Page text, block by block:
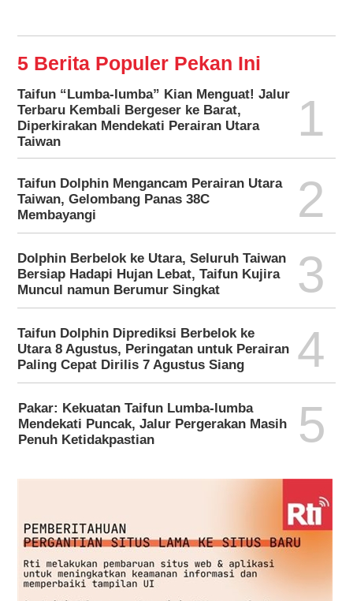
5 Berita Populer Pekan Ini
Taifun “Lumba-lumba” Kian Menguat! Jalur
Terbaru Kembali Bergeser ke Barat,
Diperkirakan Mendekati Perairan Utara
Taiwan
1
Taifun Dolphin Mengancam Perairan Utara
Taiwan, Gelombang Panas 38C
Membayangi
2
Dolphin Berbelok ke Utara, Seluruh Taiwan
Bersiap Hadapi Hujan Lebat, Taifun Kujira
Muncul namun Berumur Singkat
3
Taifun Dolphin Diprediksi Berbelok ke
Utara 8 Agustus, Peringatan untuk Perairan
Paling Cepat Dirilis 7 Agustus Siang
4
Pakar: Kekuatan Taifun Lumba-lumba
Mendekati Puncak, Jalur Pergerakan Masih
Penuh Ketidakpastian
5